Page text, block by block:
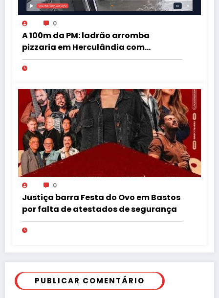
0
A 100m da PM: ladrão arromba
pizzaria em Herculândia com
patinete furtado
0
Justiça barra Festa do Ovo em Bastos
por falta de atestados de segurança
PUBLICAR COMENTÁRIO